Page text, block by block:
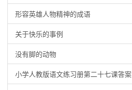
形容英雄人物精神的成语
关于快乐的事例
没有脚的动物
小学人教版语文练习册第二十七课答案